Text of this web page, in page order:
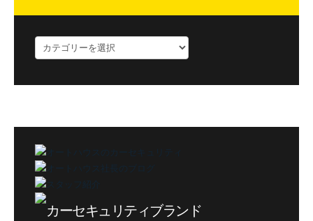
ロ
ー